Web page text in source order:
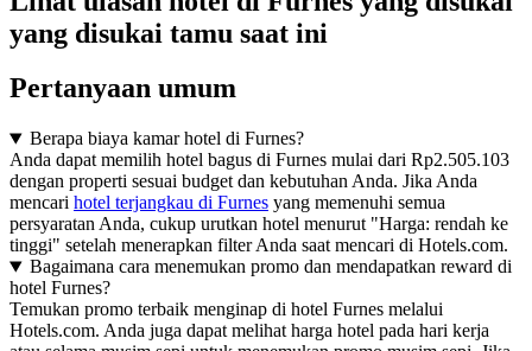
yang disukai tamu saat ini
Pertanyaan umum
Berapa biaya kamar hotel di Furnes?
Anda dapat memilih hotel bagus di Furnes mulai dari Rp2.505.103
dengan properti sesuai budget dan kebutuhan Anda. Jika Anda
mencari hotel terjangkau di Furnes yang memenuhi semua
persyaratan Anda, cukup urutkan hotel menurut "Harga: rendah ke
tinggi" setelah menerapkan filter Anda saat mencari di Hotels.com.
Bagaimana cara menemukan promo dan mendapatkan reward di
hotel Furnes?
Temukan promo terbaik menginap di hotel Furnes melalui
Hotels.com. Anda juga dapat melihat harga hotel pada hari kerja